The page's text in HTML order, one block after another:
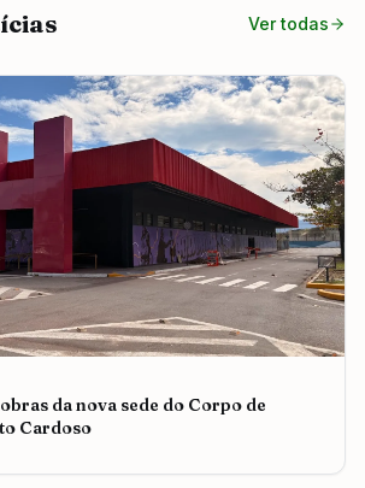
Ver todas
da nova sede do Corpo de
Cardoso